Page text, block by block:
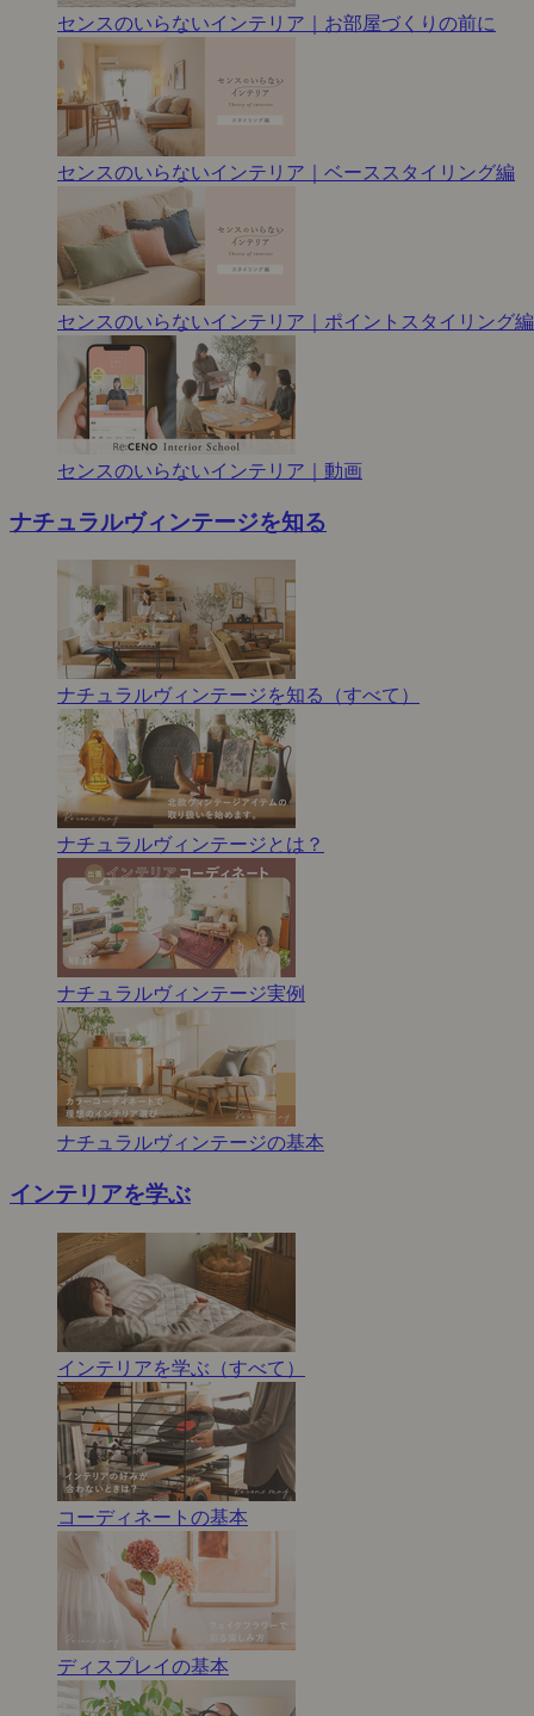
センスのいらないインテリア｜お部屋づくりの前に
センスのいらないインテリア｜ベーススタイリング編
センスのいらないインテリア｜ポイントスタイリング編
センスのいらないインテリア｜動画
ナチュラルヴィンテージを知る
ナチュラルヴィンテージを知る（すべて）
ナチュラルヴィンテージとは？
ナチュラルヴィンテージ実例
ナチュラルヴィンテージの基本
インテリアを学ぶ
インテリアを学ぶ（すべて）
コーディネートの基本
ディスプレイの基本